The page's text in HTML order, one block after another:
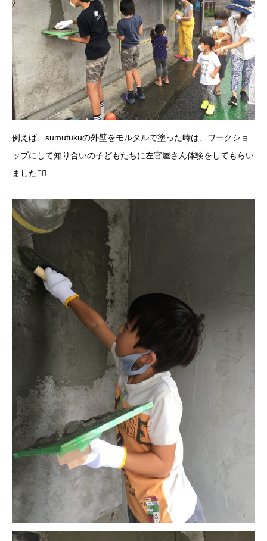
例えば、sumutukuの外壁をモルタルで塗った時は、ワークショ
ップにして知り合いの子どもたちに左官屋さん体験をしてもらい
ました☝🏻